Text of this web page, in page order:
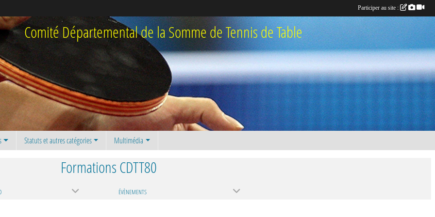
Comité Départemental de la Somme de Tennis de Table
Statuts et autres catégories Multimédia
Formations CDTT80
ÉVÈNEMENTS
Participer au site :